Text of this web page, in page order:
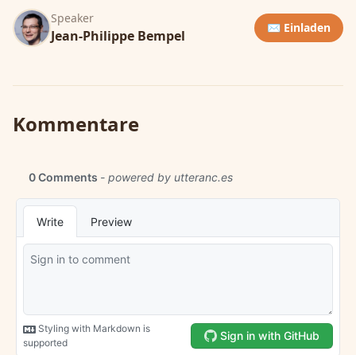
Speaker
Jean-Philippe Bempel ✉️ Einladen
Kommentare